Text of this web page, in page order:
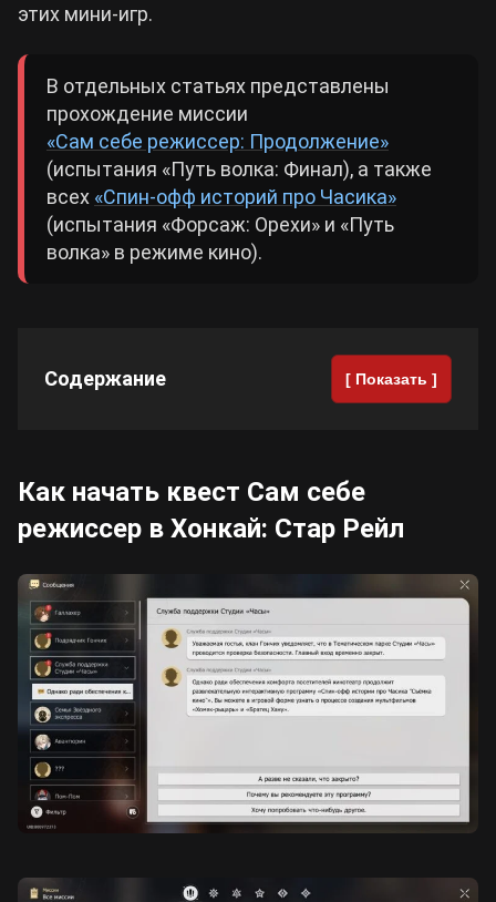
Cyberpunk 2077
Все игры
этих мини-игр.
В отдельных статьях представлены
прохождение миссии
«Сам себе режиссер: Продолжение»
(испытания «Путь волка: Финал), а также
всех «Спин-офф историй про Часика»
(испытания «Форсаж: Орехи» и «Путь
волка» в режиме кино).
Содержание [ Показать ]
Как начать квест Сам себе
режиссер в Хонкай: Стар Рейл